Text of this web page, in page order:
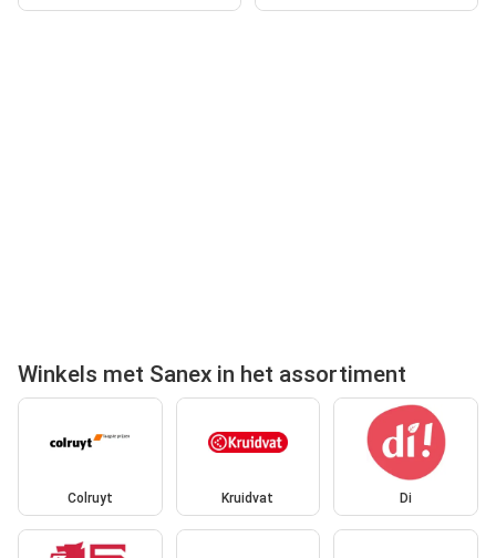
Winkels met Sanex in het assortiment
Colruyt Kruidvat Di